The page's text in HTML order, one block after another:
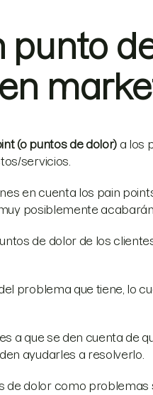
punto
(o puntos de dolor) a los
servicios.
en cuenta los pain
posiblemente
de dolor de los
problema que tiene, lo
a que se den cuenta de
ayudarles a resolverlo.
de dolor como